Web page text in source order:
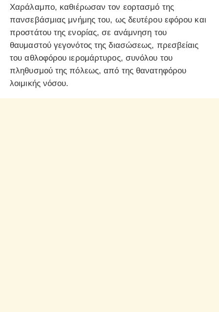
Χαράλαμπο, καθιέρωσαν τον εορτασμό της
πανσεβάσμιας μνήμης του, ως δευτέρου εφόρου και
προστάτου της ενορίας, σε ανάμνηση του
θαυμαστού γεγονότος της διασώσεως, πρεσβείαις
του αθλοφόρου ιερομάρτυρος, συνόλου του
πληθυσμού της πόλεως, από της θανατηφόρου
λοιμικής νόσου.